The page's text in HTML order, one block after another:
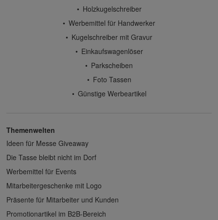
Holzkugelschreiber
Werbemittel für Handwerker
Kugelschreiber mit Gravur
Einkaufswagenlöser
Parkscheiben
Foto Tassen
Günstige Werbeartikel
Themenwelten
Ideen für Messe Giveaway
Die Tasse bleibt nicht im Dorf
Werbemittel für Events
Mitarbeitergeschenke mit Logo
Präsente für Mitarbeiter und Kunden
Promotionartikel im B2B-Bereich